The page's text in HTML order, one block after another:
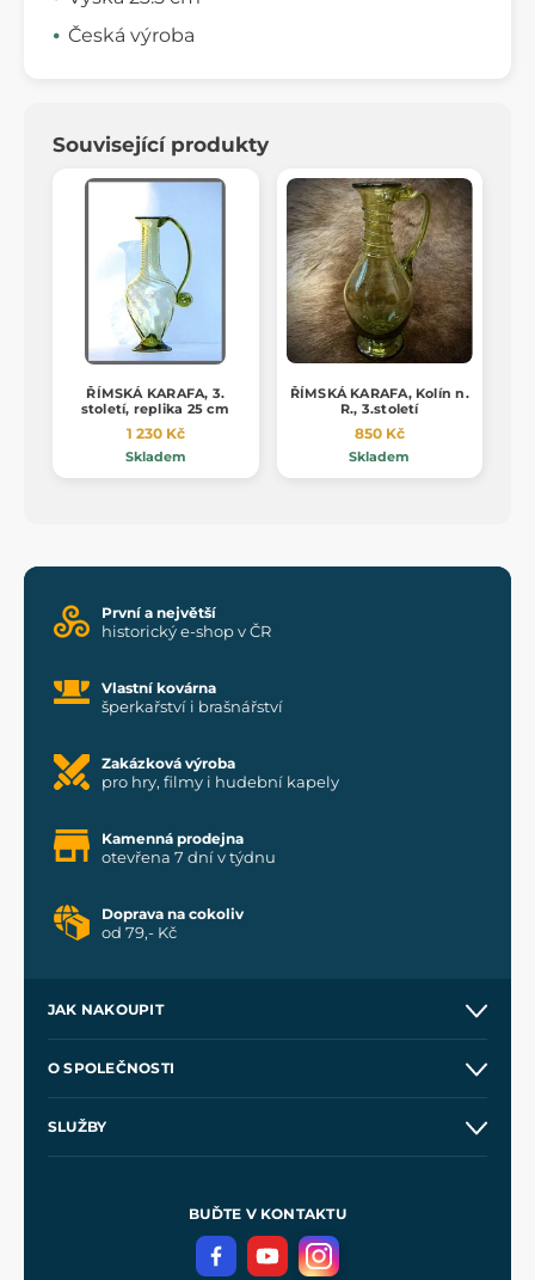
Česká výroba
Související produkty
ŘÍMSKÁ KARAFA, 3.
století, replika 25 cm
1 230 Kč
Skladem
ŘÍMSKÁ KARAFA, Kolín n.
R., 3.století
850 Kč
Skladem
První a největší
historický e-shop v ČR
Vlastní kovárna
šperkařství i brašnářství
Zakázková výroba
pro hry, filmy i hudební kapely
Kamenná prodejna
otevřena 7 dní v týdnu
Doprava na cokoliv
od 79,- Kč
JAK NAKOUPIT
Velkoobchod
O SPOLEČNOSTI
SLUŽBY
Meče pro Kingdom Come
BUĎTE V KONTAKTU